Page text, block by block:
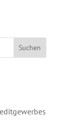
Suchen